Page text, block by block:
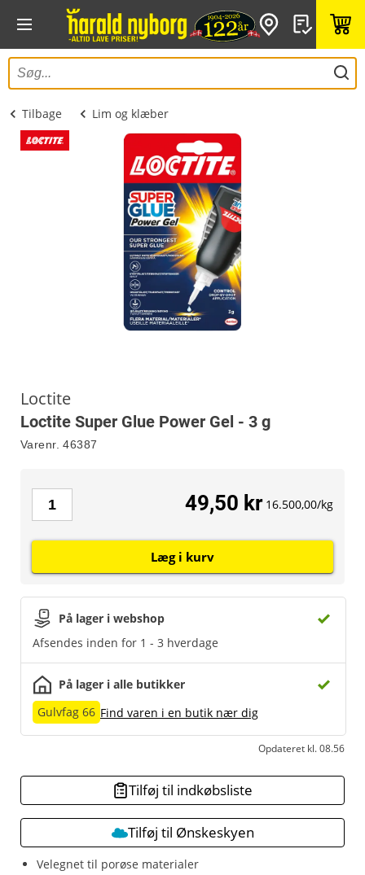
Tilbage Lim og klæber
Loctite
Loctite Super Glue Power Gel - 3 g
Varenr. 46387
Velegnet til porøse materialer
På lager i webshop
Afsendes inden for 1 - 3 hverdage
På lager i alle butikker
Gulvfag 66 Find varen i en butik nær dig
Opdateret kl. 08.56
49,50 kr 16.500,00/kg
Læg i kurv
Tilføj til indkøbsliste
Tilføj til Ønskeskyen